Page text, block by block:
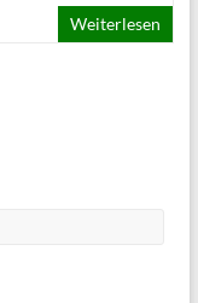
Weiterlesen